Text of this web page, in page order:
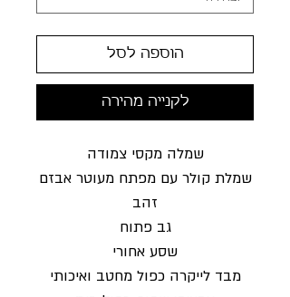
הוספה לסל
לקנייה מהירה
שמלה מקסי צמודה
שמלת קולר עם מפתח מעוטר אבזם
זהב
גב פתוח
שסע אחורי
מבד לייקרה כפול מחטב ואיכותי